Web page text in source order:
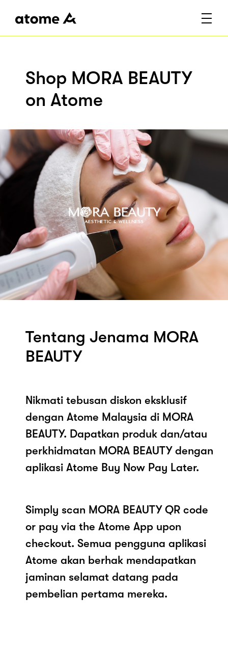
Shop MORA BEAUTY
on Atome
Tentang Jenama MORA
BEAUTY
Nikmati tebusan diskon eksklusif
dengan Atome Malaysia di MORA
BEAUTY. Dapatkan produk dan/atau
perkhidmatan MORA BEAUTY dengan
aplikasi Atome Buy Now Pay Later.
Simply scan MORA BEAUTY QR code
or pay via the Atome App upon
checkout. Semua pengguna aplikasi
Atome akan berhak mendapatkan
jaminan selamat datang pada
pembelian pertama mereka.